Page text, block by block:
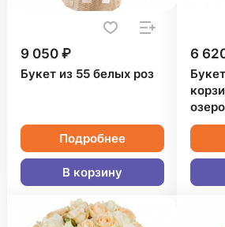
9 050 ₽
Букет из 55 белых роз
Подробнее
В корзину
6